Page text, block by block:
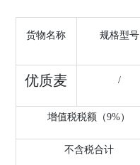
货物名称 规格型号
优质麦 /
增值税税额（9%）
不含税合计